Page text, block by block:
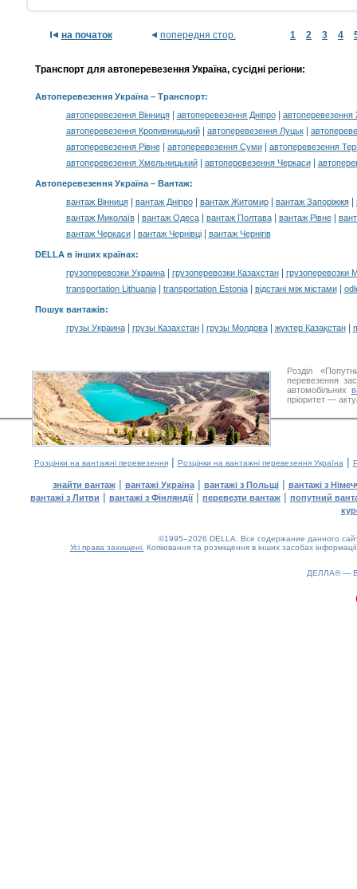
на початок попередня стор. 1 2 3 4
Транспорт для автоперевезення Україна, сусідні регіони:
Автоперевезення Україна– Транспорт:
автоперевезення Вінниця| автоперевезення Дніпро|
автоперевезення Кропивницький| автоперевезення Луцьк|
автоперевезення Рівне| автоперевезення Суми|
автоперевезення
автоперевезення Хмельницький| автоперевезення Черкаси|
Автоперевезення Україна – Вантаж:
вантаж Вінниця| вантаж Дніпро| вантаж Житомир| вантаж Запоріжжя|
вантаж Миколаїв| вантаж Одеса| вантаж Полтава| вантаж Рівне|
вантаж Черкаси| вантаж Чернівці| вантаж Чернігів
DELLA в інших країнах:
грузоперевозки Украина| грузоперевозки Казахстан|
грузоперевозки
transportation Lithuania| transportation Estonia| відстані між містами|
Пошук вантажів:
грузы Украина| грузы Казахстан| грузы Молдова| жүктер Қазақстан|
Розділ
перевезення
автомобільних
пріоритет —
Розцінки на вантажні перевезення| Розцінки на вантажні перевезення Україна |
знайти вантаж| вантажі Україна| вантажі з Польщі| вантажі з
вантажі з Литви | вантажі з Фінляндії| перевезти вантаж | попутний
©1995–2026 DELLA. Все содержание данного
Усі права захищені. Копіювання та розміщення в інших засобах
ДЕЛЛА® —